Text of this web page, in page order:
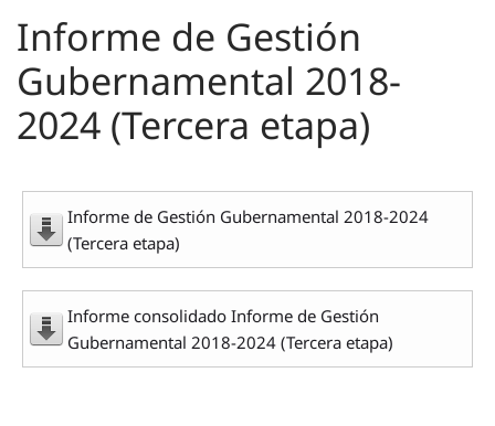
Informe de Gestión
Gubernamental 2018-
2024 (Tercera etapa)
Informe de Gestión Gubernamental 2018-2024
(Tercera etapa)
Informe consolidado Informe de Gestión
Gubernamental 2018-2024 (Tercera etapa)